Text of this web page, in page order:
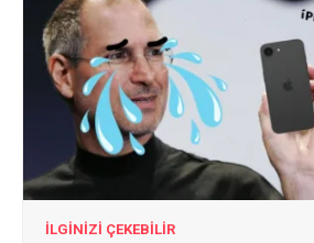
İLGİNİZİ ÇEKEBİLİR